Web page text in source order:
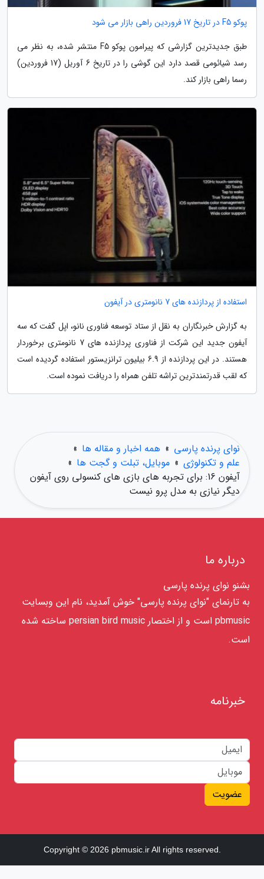
پوکو F5 در تاریخ 17 فروردین راهی بازار می شود
طبق جدیدترین گزارشی که پیرامون پوکو F5 منتشر شده، به نظر می
رسد شیائومی قصد دارد این گوشی را در تاریخ 6 آوریل (17 فروردین)
رسما راهی بازار کند.
استفاده از پردازنده های 7 نانومتری در آیفون
به گزارش خبرنگاران به نقل از ستاد توسعه فناوری نانو، اپل گفت که سه
آیفون جدید این شرکت از فناوری پردازنده های 7 نانومتری برخوردار
هستند. در این پردازنده از 6.9 بیلیون ترانزیستور استفاده گردیده است
که لقب قدرتمندترین تراشه تلفن همراه را دریافت نموده است.
نوای پرنده پارسی » همه اخبار و مقاله ها »
علم و تکنولوژی » موبایل، تبلت و گجت ها »
آیفون 16: برای تجربه های بازی های کنسولی روی آیفون
دیگر نیازی به مدل پرو نیست
درباره ما
بشنو نوای پرنده پارسی
به تارنمای "نوای پرنده پارسی" خوش آمدید، نام این وبسایت
pbmusic است و از اختصار persian bird music ساخته شده
است.
خبرنامه
عضویت
Copyright © 2026 pbmusic.ir All rights reserved.